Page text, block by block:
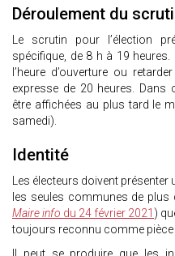
Déroulement du
Le scrutin pour l’élection
spécifique, de 8 h à 19
l’heure d’ouverture ou
expresse de 20 heures.
être affichées au plus tard le
samedi).
Identité
Les électeurs doivent présenter
les seules communes de plus
Maire info du 24 février 2021 )
toujours reconnu comme pièce